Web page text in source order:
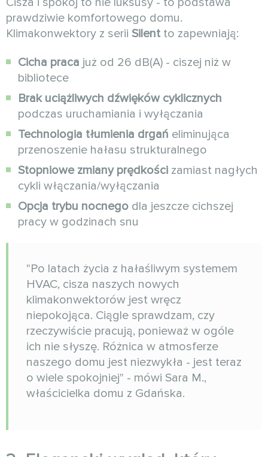
prawdziwie komfortowego domu.
Klimakonwektory z serii Silent to zapewniają:
Cicha praca już od 26 dB(A) - ciszej niż w
bibliotece
Brak uciążliwych dźwięków cyklicznych
podczas uruchamiania i wyłączania
Technologia tłumienia drgań eliminująca
przenoszenie hałasu strukturalnego
Stopniowe zmiany prędkości zamiast nagłych
cykli włączania/wyłączania
Opcja trybu nocnego dla jeszcze cichszej
pracy w godzinach snu
"Po latach życia z hałaśliwym systemem
HVAC, cisza naszych nowych
klimakonwektorów jest wręcz
niepokojąca. Ciągle sprawdzam, czy
rzeczywiście pracują, ponieważ w ogóle
ich nie słyszę. Różnica w atmosferze
naszego domu jest niezwykła - jest teraz
o wiele spokojniej" - mówi Sara M.,
właścicielka domu z Gdańska.